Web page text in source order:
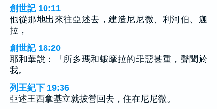
創世記 10:11
他從那地出來往亞述去，建造尼尼微、利河伯、迦
拉，
創世記 18:20
耶和華說：「所多瑪和蛾摩拉的罪惡甚重，聲聞於
我。
列王紀下 19:36
亞述王西拿基立就拔營回去，住在尼尼微。